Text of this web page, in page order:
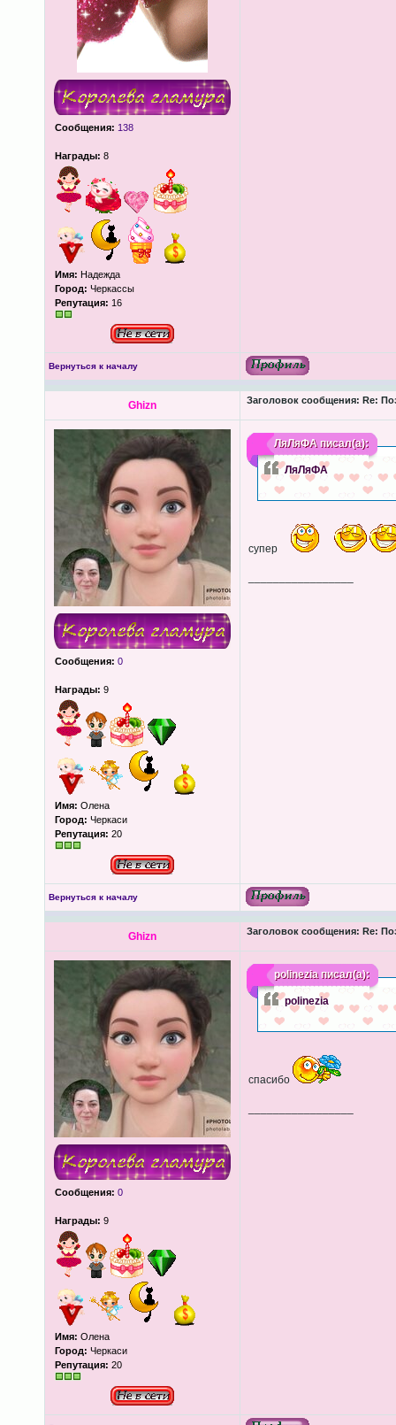
Сообщения: 138
Награды: 8
Имя: Надежда
Город: Черкассы
Репутация: 16
Вернуться к началу
Ghizn Заголовок сообщения: Re:
Сообщения: 0
Награды: 9
Имя: Олена
Город: Черкаси
Репутация: 20
ЛяЛяФАписал(а):
ЛяЛяФА
супер
Вернуться к началу
Ghizn Заголовок сообщения: Re:
Сообщения: 0
Награды: 9
Имя: Олена
Город: Черкаси
Репутация: 20
polineziaписал(а):
polinezia
спасибо